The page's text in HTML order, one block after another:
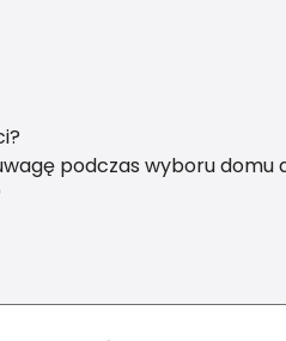
podczas wyboru domu